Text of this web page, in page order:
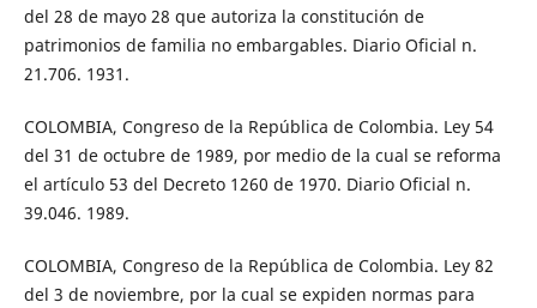
del 28 de mayo 28 que autoriza la constitución de
patrimonios de familia no embargables. Diario Oficial n.
21.706. 1931.
COLOMBIA, Congreso de la República de Colombia. Ley 54
del 31 de octubre de 1989, por medio de la cual se reforma
el artículo 53 del Decreto 1260 de 1970. Diario Oficial n.
39.046. 1989.
COLOMBIA, Congreso de la República de Colombia. Ley 82
del 3 de noviembre, por la cual se expiden normas para